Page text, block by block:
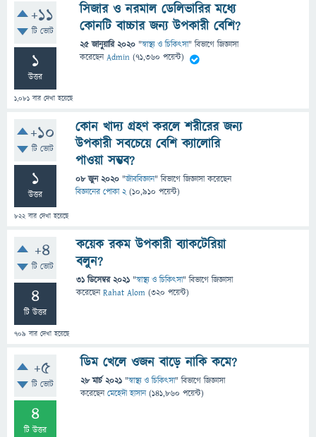
+11
টি ভোট
1
উত্তর
1,081 বার দেখা হয়েছে
সিজার ও নরমাল ডেলিভারির মধ্যে
কোনটি বাচ্চার জন্য উপকারী বেশি?
25 জানুয়ারি 2020 "স্বাস্থ্য ও চিকিৎসা" বিভাগে জিজ্ঞাসা
করেছেনAdmin (71,360 পয়েন্ট)
+10
টি ভোট
1
উত্তর
822বার দেখা হয়েছে
কোন খাদ্য গ্রহণ করলে শরীরের জন্য
উপকারী সবচেয়ে বেশি ক্যালোরি
পাওয়া সম্ভব?
08 জুন 2020 "জীববিজ্ঞান" বিভাগে জিজ্ঞাসাকরেছেন
বিজ্ঞানের পোকা 2 (10,910 পয়েন্ট)
+4
টি ভোট
4
টি উত্তর
709 বার দেখা হয়েছে
কয়েক রকম উপকারী ব্যাকটেরিয়া
বলুন?
31 ডিসেম্বর 2021 "স্বাস্থ্য ও চিকিৎসা" বিভাগে জিজ্ঞাসা
করেছেনRahat Alom (320 পয়েন্ট)
+5
টি ভোট
4
টি উত্তর
ডিম খেলে ওজন বাড়ে নাকি কমে?
28 মার্চ 2021 "স্বাস্থ্য ও চিকিৎসা" বিভাগে জিজ্ঞাসা
করেছেনমেহেদী হাসান (141,860 পয়েন্ট)